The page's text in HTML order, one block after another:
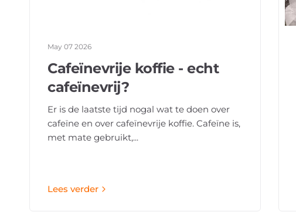
May 07 2026
Cafeïnevrije koffie - echt
cafeïnevrij?
Er is de laatste tijd nogal wat te doen over
cafeïne en over cafeïnevrije koffie. Cafeïne is,
met mate gebruikt,...
Lees verder